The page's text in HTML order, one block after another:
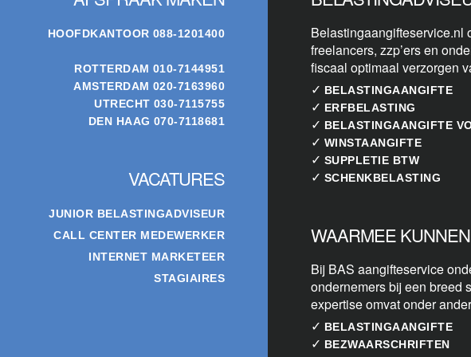
HOOFDKANTOOR 088-1201400
ROTTERDAM 010-7144951
AMSTERDAM 020-7163960
UTRECHT 030-7115755
DEN HAAG 070-7118681
VACATURES
JUNIOR BELASTINGADVISEUR
CALL CENTER MEDEWERKER
INTERNET MARKETEER
STAGIAIRES
Belastingaangifteservice.nl
freelancers, zzp’ers en
fiscaal optimaal verzorgen
✓ BELASTINGAANGIFTE
✓ ERFBELASTING
✓ BELASTINGAANGIFTE
✓ WINSTAANGIFTE
✓ SUPPLETIE BTW
✓ SCHENKBELASTING
WAARMEE
Bij BAS aangifteservice
ondernemers bij een breed
expertise omvat onder
✓ BELASTINGAANGIFTE
✓ BEZWAARSCHRIFTEN